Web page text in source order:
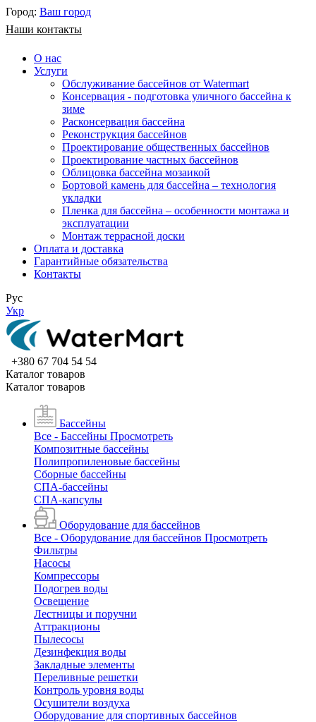
Город: Ваш город
Наши контакты
О нас
Услуги
Обслуживание бассейнов от Watermart
Консервация - подготовка уличного бассейна к
зиме
Расконсервация бассейна
Реконструкция бассейнов
Проектирование общественных бассейнов
Проектирование частных бассейнов
​Облицовка бассейна мозаикой
Бортовой камень для бассейна – технология
укладки
Пленка для бассейна – особенности монтажа и
эксплуатации
Монтаж террасной доски
Оплата и доставка
Гарантийные обязательства
Контакты
Рус
Укр
+380 67 704 54 54
Каталог товаров
Каталог товаров
Бассейны
Все - Бассейны Просмотреть
Композитные бассейны
Полипропиленовые бассейны
Сборные бассейны
СПА-бассейны
СПА-капсулы
Оборудование для бассейнов
Все - Оборудование для бассейнов Просмотреть
Фильтры
Насосы
Компрессоры
Подогрев воды
Освещение
Лестницы и поручни
Аттракционы
Пылесосы
Дезинфекция воды
Закладные элементы
Переливные решетки
Контроль уровня воды
Осушители воздуха
Оборудование для спортивных бассейнов